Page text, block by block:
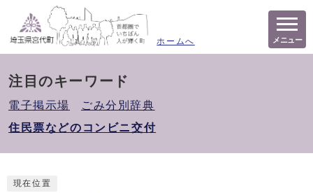
ホームへ メニュー
注目のキーワード
電子掲示場
ごみ分別辞典
住民票などのコンビニ交付
現在位置